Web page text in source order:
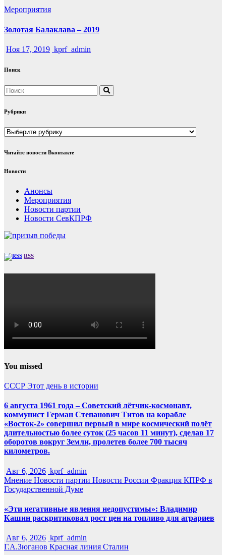
Мероприятия
Золотая Балаклава – 2019
Ноя 17, 2019 kprf_admin
Поиск
Рубрики
Рубрики
Читайте новости Вконтакте
Новости
Анонсы
Мероприятия
Новости партии
Новости СевКПРФ
RSS
You missed
СССР Этот день в истории
6 августа 1961 года – Советский лётчик-космонавт,
коммунист Герман Степанович Титов на корабле
«Восток-2» совершил первый в мире космический полёт
длительностью более суток (25 часов 11 минут), сделав 17
оборотов вокруг Земли, пролетев более 700 тысяч
километров.
Авг 6, 2026 kprf_admin
Мнение Новости партии Новости России Фракция КПРФ в
Государственной Думе
«Эти негативные явления недопустимы»: Владимир
Кашин раскритиковал рост цен на топливо для аграриев
Авг 6, 2026 kprf_admin
Г.А.Зюганов Красная линия Сталин